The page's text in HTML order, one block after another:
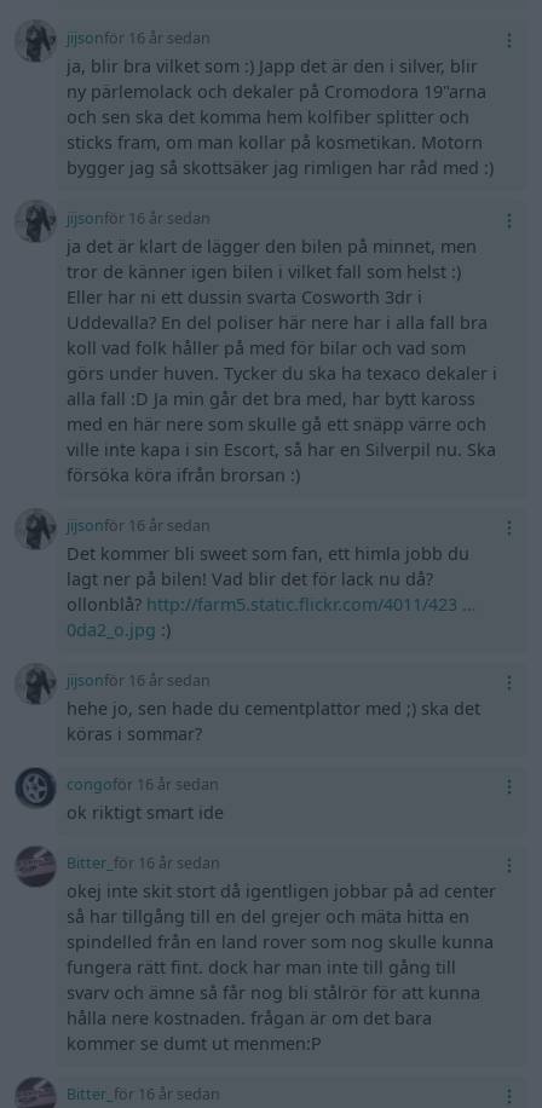
jijsonför 16 år sedan
ja, blir bra vilket som :) Japp det är den i silver, blir
ny pärlemolack och dekaler på Cromodora 19"arna
och sen ska det komma hem kolfiber splitter och
sticks fram, om man kollar på kosmetikan. Motorn
bygger jag så skottsäker jag rimligen har råd med :)
jijsonför 16 år sedan
ja det är klart de lägger den bilen på minnet, men
tror de känner igen bilen i vilket fall som helst :)
Eller har ni ett dussin svarta Cosworth 3dr i
Uddevalla? En del poliser här nere har i alla fall bra
koll vad folk håller på med för bilar och vad som
görs under huven. Tycker du ska ha texaco dekaler i
alla fall :D Ja min går det bra med, har bytt kaross
med en här nere som skulle gå ett snäpp värre och
ville inte kapa i sin Escort, så har en Silverpil nu. Ska
försöka köra ifrån brorsan :)
jijsonför 16 år sedan
Det kommer bli sweet som fan, ett himla jobb du
lagt ner på bilen! Vad blir det för lack nu då?
ollonblå? http://farm5.static.flickr.com/4011/423 …
0da2_o.jpg :)
jijsonför 16 år sedan
hehe jo, sen hade du cementplattor med ;) ska det
köras i sommar?
congoför 16 år sedan
ok riktigt smart ide
Bitter_ för 16 år sedan
okej inte skit stort då igentligen jobbar på ad center
så har tillgång till en del grejer och mäta hitta en
spindelled från en land rover som nog skulle kunna
fungera rätt fint. dock har man inte till gång till
svarv och ämne så får nog bli stålrör för att kunna
hålla nere kostnaden. frågan är om det bara
kommer se dumt ut menmen:P
Bitter_ för 16 år sedan